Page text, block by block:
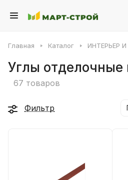
Главная Каталог ИНТЕРЬЕР
Углы отделочные
67 товаров
Фильтр